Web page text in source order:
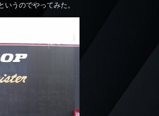
うのでやってみた。